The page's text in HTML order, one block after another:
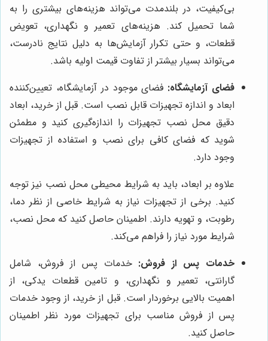
بی‌کیفیت، در بلندمدت می‌تواند هزینه‌های بیشتری را به
شما تحمیل کند. هزینه‌های تعمیر و نگهداری، تعویض
قطعات، و حتی تکرار آزمایش‌ها به دلیل نتایج نادرست،
می‌تواند بسیار بیشتر از تفاوت قیمت اولیه باشد.
فضای آزمایشگاه: فضای موجود در آزمایشگاه، تعیین‌کننده
ابعاد و اندازه تجهیزات قابل نصب است. قبل از خرید، ابعاد
دقیق محل نصب تجهیزات را اندازه‌گیری کنید و مطمئن
شوید که فضای کافی برای نصب و استفاده از تجهیزات
وجود دارد.
علاوه بر ابعاد، باید به شرایط محیطی محل نصب نیز توجه
کنید. برخی از تجهیزات نیاز به شرایط خاصی از نظر دما،
رطوبت، و تهویه دارند. اطمینان حاصل کنید که محل نصب،
شرایط مورد نیاز را فراهم می‌کند.
خدمات پس از فروش: خدمات پس از فروش، شامل
گارانتی، تعمیر و نگهداری، و تامین قطعات یدکی، از
اهمیت بالایی برخوردار است. قبل از خرید، از وجود خدمات
پس از فروش مناسب برای تجهیزات مورد نظر اطمینان
حاصل کنید.